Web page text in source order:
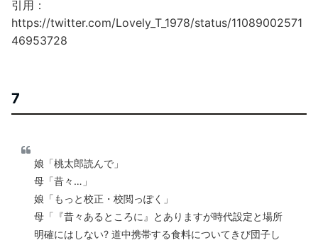
引用：
https://twitter.com/Lovely_T_1978/status/11089002571
46953728
7
娘「桃太郎読んで」
母「昔々…」
娘「もっと校正・校閲っぽく」
母「『昔々あるところに』とありますが時代設定と場所
明確にはしない? 道中携帯する食料についてきび団子し